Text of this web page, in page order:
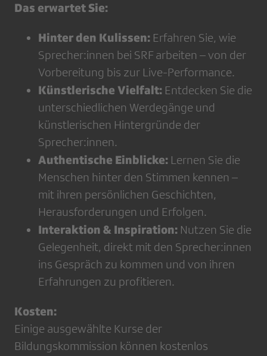
Das erwartet Sie:
Hinter den Kulissen: Erfahren Sie, wie
Sprecher:innen bei SRF arbeiten – von der
Vorbereitung bis zur Live-Performance.
Künstlerische Vielfalt: Entdecken Sie die
unterschiedlichen Werdegänge und
künstlerischen Hintergründe der
Sprecher:innen.
Authentische Einblicke: Lernen Sie die
Menschen hinter den Stimmen kennen –
mit ihren persönlichen Geschichten,
Herausforderungen und Erfolgen.
Interaktion & Inspiration: Nutzen Sie die
Gelegenheit, direkt mit den Sprecher:innen
ins Gespräch zu kommen und von ihren
Erfahrungen zu profitieren.
Kosten:
Einige ausgewählte Kurse der
Bildungskommission können kostenlos